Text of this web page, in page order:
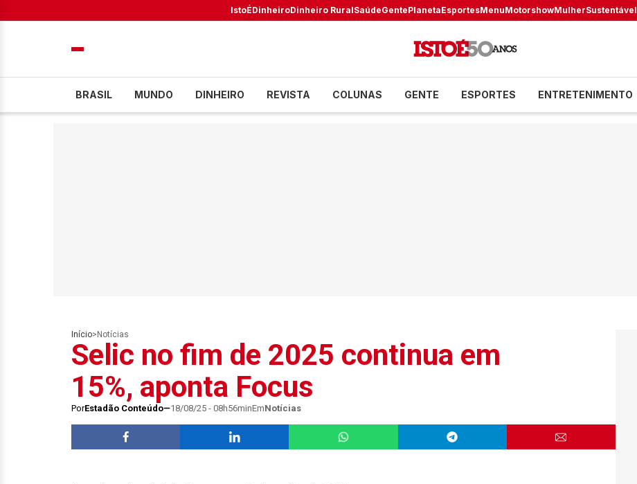
IstoÉDinheiroDinheiro RuralSaúdeGentePlanetaEsportesMenuMotorshowMulherSustentável
BRASIL MUNDO DINHEIRO REVISTA COLUNAS GENTE ESPORTES ENTRETENIMENTO
Início> Notícias
Selic no fim de 2025 continua em
15%, aponta Focus
PorEstadão Conteúdo 18/08/25 - 08h56minEmNotícias